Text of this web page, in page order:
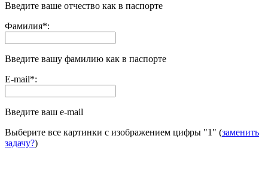
Введите ваше отчество как в паспорте
Фамилия*:
Введите вашу фамилию как в паспорте
E-mail*:
Введите ваш e-mail
Выберите все картинки с изображением цифры "1" (заменить
задачу?)